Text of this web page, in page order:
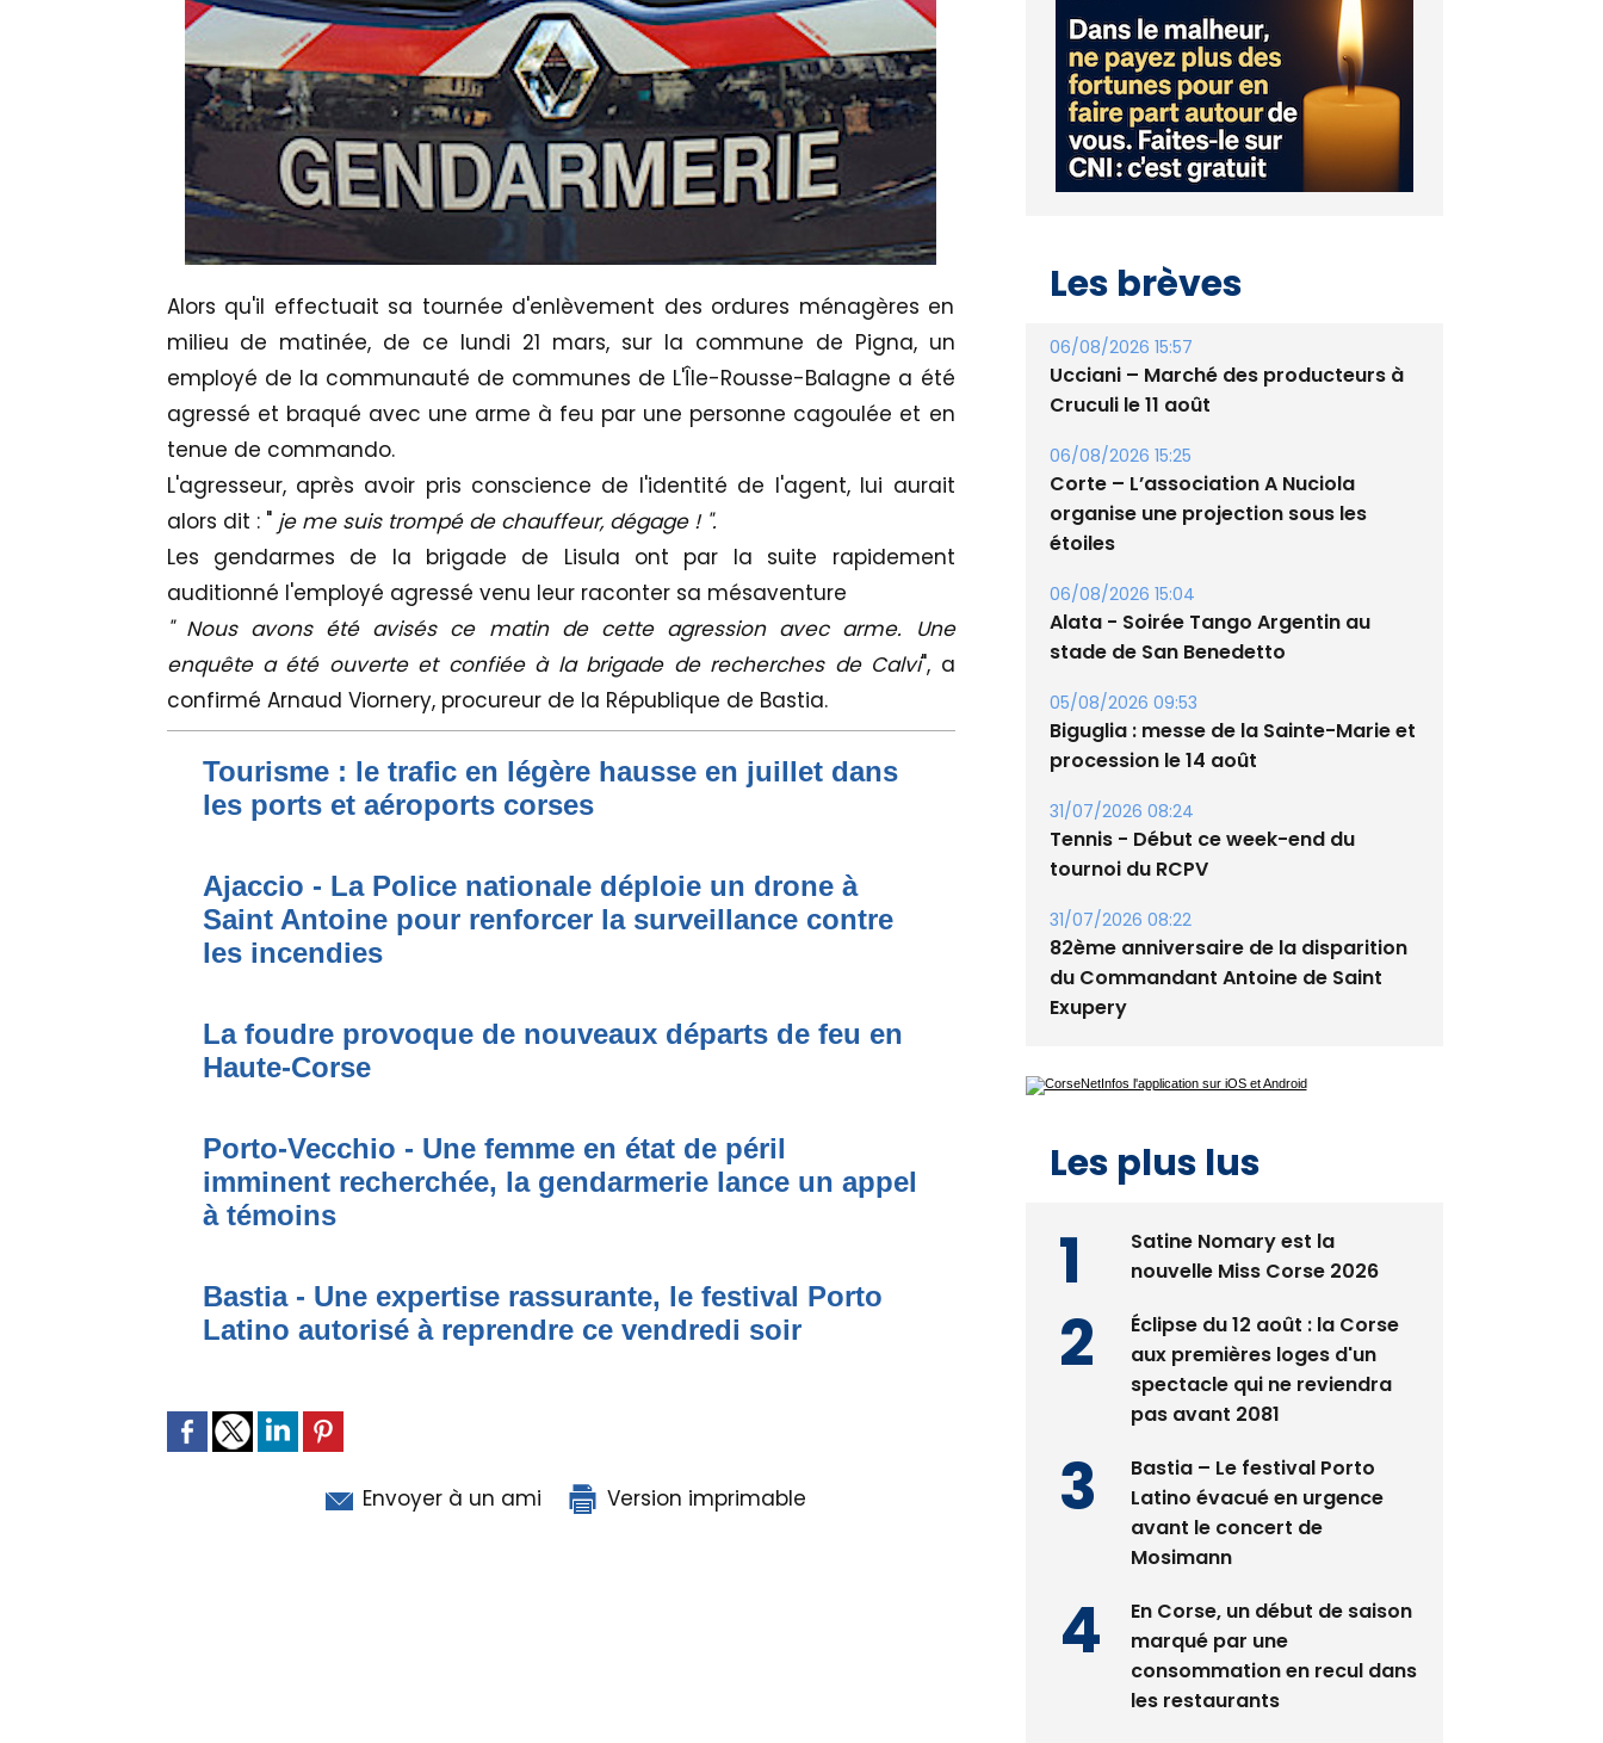
Alors qu'il effectuait sa tournée d'enlèvement des ordures ménagères en
milieu de matinée, de ce lundi 21 mars, sur la commune de Pigna, un
employé de la communauté de communes de L'Île-Rousse-Balagne a été
agressé et braqué avec une arme à feu par une personne cagoulée et en
tenue de commando.
L'agresseur, après avoir pris conscience de l'identité de l'agent, lui aurait
alors dit : "je me suis trompé de chauffeur, dégage ! ".
Les gendarmes de la brigade de Lisula ont par la suite rapidement
auditionné l'employé agressé venu leur raconter sa mésaventure
" Nous avons été avisés ce matin de cette agression avec arme. Une
enquête a été ouverte et confiée à la brigade de recherches de Calvi", a
confirmé Arnaud Viornery, procureur de la République de Bastia.
Tourisme : le trafic en légère hausse en juillet dans
les ports et aéroports corses
Ajaccio - La Police nationale déploie un drone à
Saint Antoine pour renforcer la surveillance contre
les incendies
La foudre provoque de nouveaux départs de feu en
Haute-Corse
Porto-Vecchio - Une femme en état de péril
imminent recherchée, la gendarmerie lance un appel
à témoins
Bastia - Une expertise rassurante, le festival Porto
Latino autorisé à reprendre ce vendredi soir
Envoyer à un ami Version imprimable
Les brèves
06/08/2026 15:57
Ucciani – Marché des producteurs à
Cruculi le 11 août
06/08/2026 15:25
Corte – L’association A Nuciola
organise une projection sous les
étoiles
06/08/2026 15:04
Alata - Soirée Tango Argentin au
stade de San Benedetto
05/08/2026 09:53
Biguglia : messe de la Sainte-Marie et
procession le 14 août
31/07/2026 08:24
Tennis - Début ce week-end du
tournoi du RCPV
31/07/2026 08:22
82ème anniversaire de la disparition
du Commandant Antoine de Saint
Exupery
Les plus lus
Satine Nomary est la
nouvelle Miss Corse 2026
Éclipse du 12 août : la Corse
aux premières loges d'un
spectacle qui ne reviendra
pas avant 2081
Bastia – Le festival Porto
Latino évacué en urgence
avant le concert de
Mosimann
En Corse, un début de saison
marqué par une
consommation en recul dans
les restaurants